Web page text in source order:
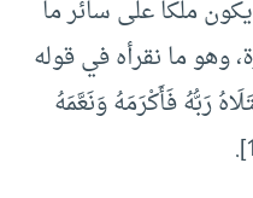
ملكا على سائر ما
وهو ما نقرأه في قوله
رَبُّهُ فَأَكْرَمَهُ وَنَعَّمَهُ